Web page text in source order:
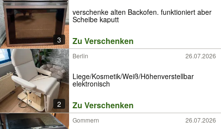
3
verschenke alten Backofen. funktioniert aber
Scheibe kaputt
Zu Verschenken
2
Berlin 26.07.2026
Liege/Kosmetik/Weiß/Höhenverstellbar
elektronisch
Zu Verschenken
Gommern 26.07.2026